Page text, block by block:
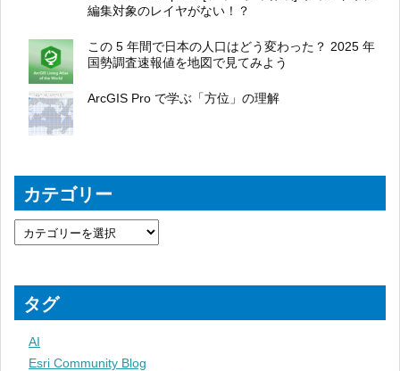
編集対象のレイヤがない！？
この 5 年間で日本の人口はどう変わった？ 2025 年
国勢調査速報値を地図で見てみよう
ArcGIS Pro で学ぶ「方位」の理解
カテゴリー
タグ
AI
Esri Community Blog